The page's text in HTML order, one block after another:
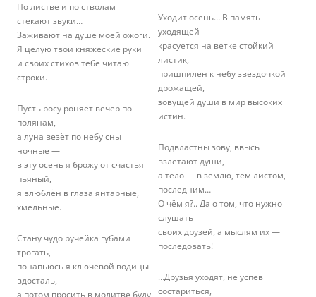
По листве и по стволам
стекают звуки…
Заживают на душе моей ожоги.
Я целую твои княжеские руки
и своих стихов тебе читаю
строки.
Пусть росу роняет вечер по
полянам,
а луна везёт по небу сны
ночные —
в эту осень я брожу от счастья
пьяный,
я влюблён в глаза янтарные,
хмельные.
Стану чудо ручейка губами
трогать,
понапьюсь я ключевой водицы
вдосталь,
Уходит осень… В память
уходящей
красуется на ветке стойкий
листик,
пришпилен к небу звёздочкой
дрожащей,
зовущей души в мир высоких
истин.
Подвластны зову, ввысь
взлетают души,
а тело — в землю, тем листом,
последним…
О чём я?.. Да о том, что нужно
слушать
своих друзей, а мыслям их —
последовать!
…Друзья уходят, не успев
состариться,